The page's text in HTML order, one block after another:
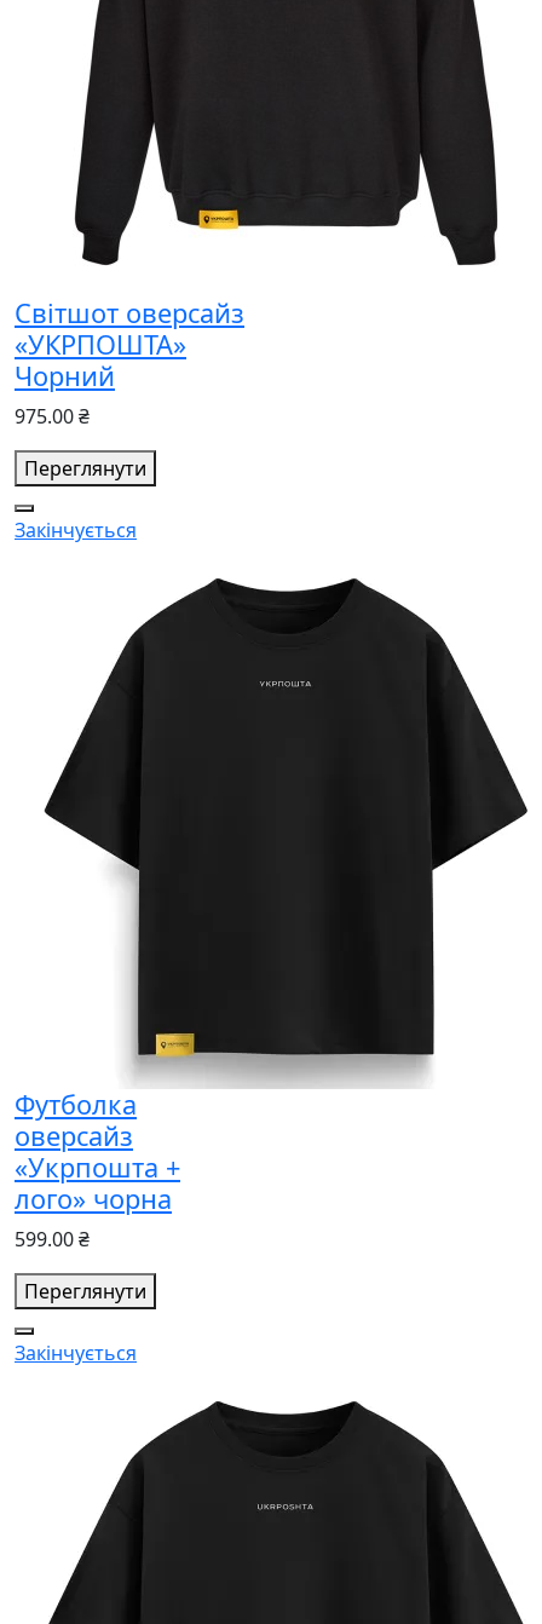
Світшот оверсайз
«УКРПОШТА»
Чорний
975.00 ₴
Переглянути
Закінчується
Футболка
оверсайз
«Укрпошта +
лого» чорна
599.00 ₴
Переглянути
Закінчується